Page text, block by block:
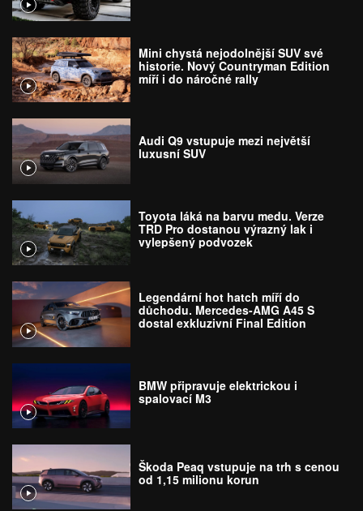
Mini chystá nejodolnější SUV své
historie. Nový Countryman Edition
míří i do náročné rally
Audi Q9 vstupuje mezi největší
luxusní SUV
Toyota láká na barvu medu. Verze
TRD Pro dostanou výrazný lak i
vylepšený podvozek
Legendární hot hatch míří do
důchodu. Mercedes-AMG A45 S
dostal exkluzivní Final Edition
BMW připravuje elektrickou i
spalovací M3
Škoda Peaq vstupuje na trh s cenou
od 1,15 milionu korun